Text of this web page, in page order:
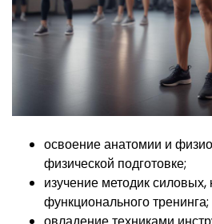
освоение анатомии и
физической подготовке;
изучение методик
функционального тренинга;